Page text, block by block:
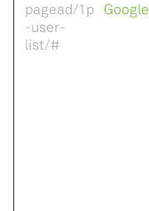
pagead/1p
-user-
list/#
Google